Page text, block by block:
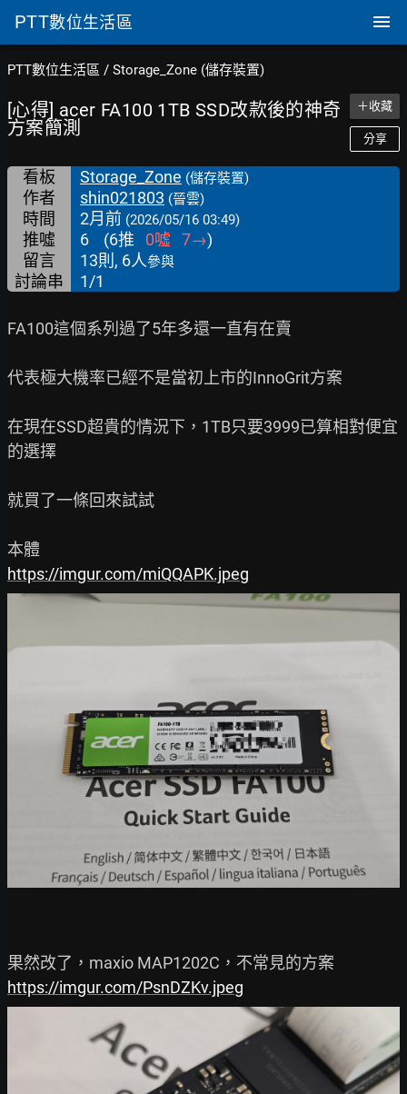
PTT數位生活區
PTT數位生活區 / Storage_Zone (儲存裝置)
[心得] acer FA100 1TB SSD改款後的神奇
方案簡測
＋收藏
分享
看板 Storage_Zone (儲存裝置)
作者 shin021803 (晉雲)
時間 2月前 (2026/05/16 03:49)
推噓 6 (6推 0噓 7→)
留言
13則, 6人參與
討論串 1/1
FA100這個系列過了5年多還一直有在賣
代表極大機率已經不是當初上市的InnoGrit方案
在現在SSD超貴的情況下，1TB只要3999已算相對便宜
的選擇
就買了一條回來試試
https://imgur.com/miQQAPK.jpeg
https://imgur.com/PsnDZKv.jpeg